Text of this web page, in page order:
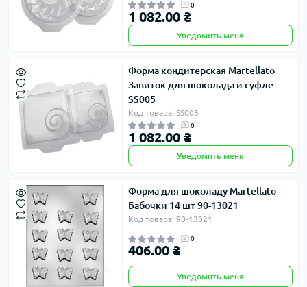
0
1 082.00 ₴
Уведомить меня
Форма кондитерская Martellato
Завиток для шоколада и суфле
SS005
Код товара: SS005
0
1 082.00 ₴
Уведомить меня
Форма для шоколаду Martellato
Бабочки 14 шт 90-13021
Код товара: 90-13021
0
406.00 ₴
Уведомить меня